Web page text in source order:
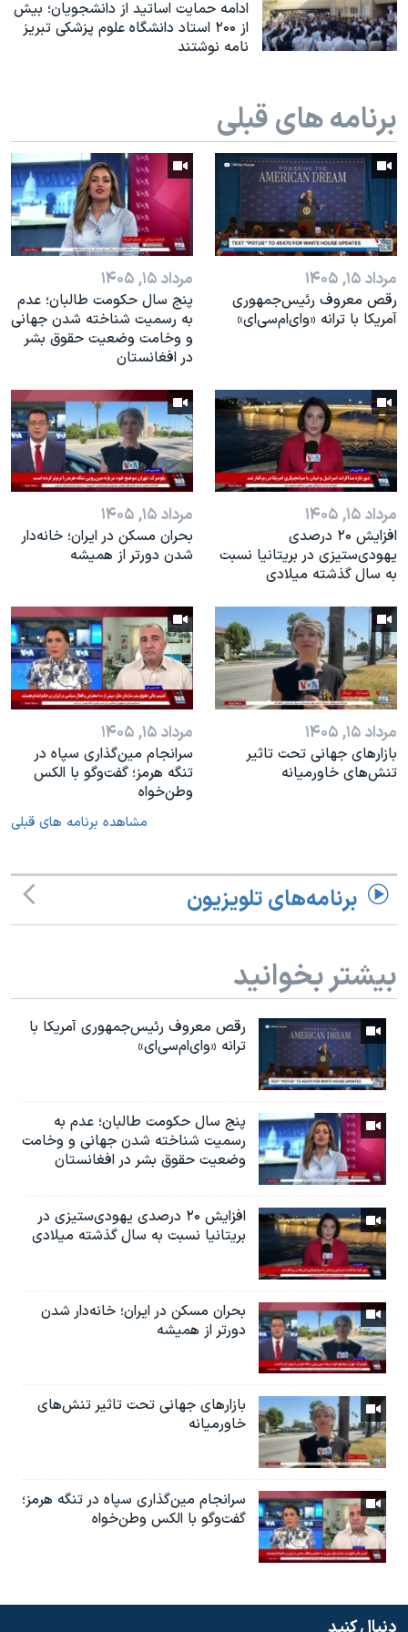
نرگس محمدی برنده جایزه نوبل صلح
سفر پرزیدنت ترامپ به چین
ادامه حمایت اساتید از دانشجویان؛ بیش
از ۲۰۰ استاد دانشگاه علوم پزشکی تبریز
نامه نوشتند
برنامه های قبلی
مرداد ۱۵, ۱۴۰۵
رقص معروف رئیس‌جمهوری
آمریکا با ترانه «وای‌ام‌سی‌ای»
مرداد ۱۵, ۱۴۰۵
پنج سال حکومت طالبان؛ عدم
به رسمیت شناخته شدن جهانی
و وخامت وضعیت حقوق بشر
در افغانستان
مرداد ۱۵, ۱۴۰۵
افزایش ۲۰ درصدی
یهودی‌ستیزی در بریتانیا نسبت
به سال گذشته میلادی
مرداد ۱۵, ۱۴۰۵
بحران مسکن در ایران؛ خانه‌دار
شدن دورتر از همیشه
مرداد ۱۵, ۱۴۰۵
بازارهای جهانی تحت تاثیر
تنش‌های خاورمیانه
مرداد ۱۵, ۱۴۰۵
سرانجام مین‌گذاری‌ سپاه در
تنگه هرمز؛ گفت‌وگو با الکس
وطن‌خواه
مشاهده برنامه های قبلی
برنامه‌های تلویزیون
بیشتر بخوانید
رقص معروف رئیس‌جمهوری آمریکا با
ترانه «وای‌ام‌سی‌ای»
پنج سال حکومت طالبان؛ عدم به
رسمیت شناخته شدن جهانی و وخامت
وضعیت حقوق بشر در افغانستان
افزایش ۲۰ درصدی یهودی‌ستیزی در
بریتانیا نسبت به سال گذشته میلادی
بحران مسکن در ایران؛ خانه‌دار شدن
دورتر از همیشه
بازارهای جهانی تحت تاثیر تنش‌های
خاورمیانه
سرانجام مین‌گذاری‌ سپاه در تنگه هرمز؛
گفت‌وگو با الکس وطن‌خواه